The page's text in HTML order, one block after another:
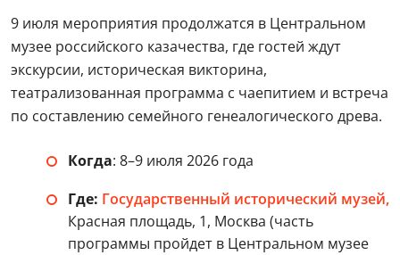
9 июля мероприятия продолжатся в Центральном
музее российского казачества, где гостей ждут
экскурсии, историческая викторина,
театрализованная программа с чаепитием и встреча
по составлению семейного генеалогического древа.
Когда: 8–9 июля 2026 года
Где: Государственный исторический музей,
Красная площадь, 1, Москва (часть
программы пройдет в Центральном музее